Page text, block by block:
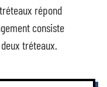
répond
consiste
tréteaux.